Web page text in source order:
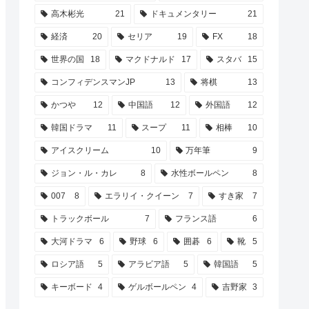
高木彬光 21 ドキュメンタリー 21
経済 20 セリア 19 FX 18
世界の国 18 マクドナルド 17 スタバ 15
コンフィデンスマンJP 13 将棋 13
かつや 12 中国語 12 外国語 12
韓国ドラマ 11 スープ 11 相棒 10
アイスクリーム 10 万年筆 9
ジョン・ル・カレ 8 水性ボールペン 8
007 8 エラリイ・クイーン 7 すき家 7
トラックボール 7 フランス語 6
大河ドラマ 6 野球 6 囲碁 6 靴 5
ロシア語 5 アラビア語 5 韓国語 5
キーボード 4 ゲルボールペン 4 吉野家 3